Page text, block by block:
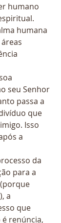
humano
humana
seu Senhor
passa a
que
Isso
a
da
para a
a
que
é renúncia,